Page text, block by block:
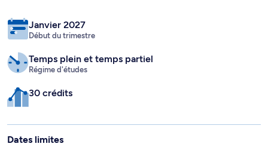
Janvier 2027
Début du trimestre
Temps plein et temps partiel
Régime d'études
30 crédits
Dates limites